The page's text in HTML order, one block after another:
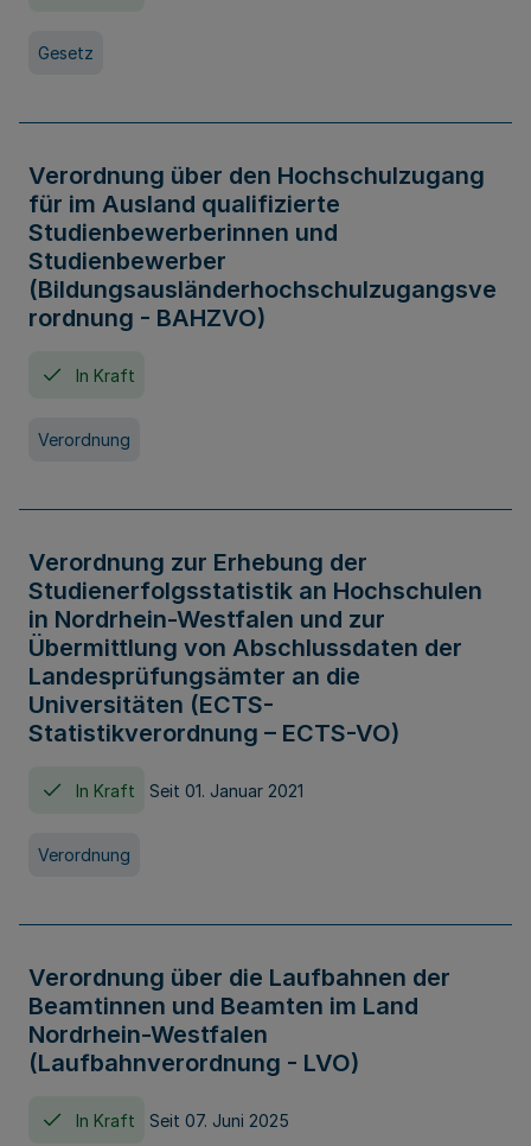
Gesetz
Verordnung über den Hochschulzugang
für im Ausland qualifizierte
Studienbewerberinnen und
Studienbewerber
(Bildungsausländerhochschulzugangsve
rordnung - BAHZVO)
In Kraft
Verordnung
Verordnung zur Erhebung der
Studienerfolgsstatistik an Hochschulen
in Nordrhein-Westfalen und zur
Übermittlung von Abschlussdaten der
Landesprüfungsämter an die
Universitäten (ECTS-
Statistikverordnung – ECTS-VO)
In Kraft Seit 01. Januar 2021
Verordnung
Verordnung über die Laufbahnen der
Beamtinnen und Beamten im Land
Nordrhein-Westfalen
(Laufbahnverordnung - LVO)
In Kraft Seit 07. Juni 2025